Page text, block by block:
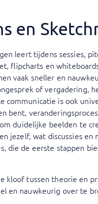
en
leert tijdens sessies,
flipcharts en
vaak sneller en
of vergadering,
is ook
bent,
duidelijke beelden te
jezelf, wat discussies en
die de eerste stappen
kloof tussen theorie en
en nauwkeurig over te